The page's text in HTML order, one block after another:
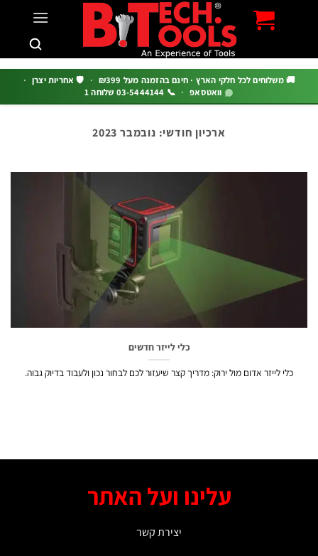
משלוחים לכל חלקי הארץ · חינם בהזמנה מעל ₪399 · 🛡️ אחריות יצרן ·
וואטסאפ · 📞 03-5444144 שלוחה 1
ארכיון חודשי:נובמבר 2023
כלי לייזר חדשים
לייזר אדום מול ירוק: מדריך קצר שיעזור לכם לבחור נכון ולעבוד בדיוק גבוה.
עלינו ועל האתר
יצירת קשר